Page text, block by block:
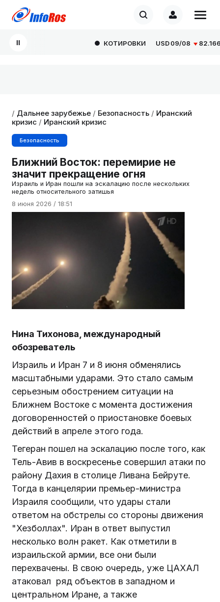
КОТИРОВКИ USD 09/08 82.1665
/ Дальнее зарубежье / Безопасность / Иранский
кризис / Иранский кризис
Безопасность
Ближний Восток: перемирие не
значит прекращение огня
Израиль и Иран пошли на эскалацию после нескольких
недель относительного затишья
8 июня 2026 / 18:51
Нина Тихонова, международный
обозреватель
Израиль и Иран 7 и 8 июня обменялись
масштабными ударами. Это стало самым
серьезным обострением ситуации на
Ближнем Востоке с момента достижения
договоренностей о приостановке боевых
действий в апреле этого года.
Тегеран пошел на эскалацию после того, как
Тель-Авив в воскресенье совершил атаки по
району Дахия в столице Ливана Бейруте.
Тогда в канцелярии премьер-министра
Израиля сообщили, что удары стали
ответом на обстрелы со стороны движения
"Хезболлах". Иран в ответ выпустил
несколько волн ракет. Как отметили в
израильской армии, все они были
перехвачены. В свою очередь, уже ЦАХАЛ
атаковал ряд объектов в западном и
центральном Иране, а также